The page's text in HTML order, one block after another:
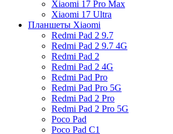
Xiaomi 17 Pro Max
Xiaomi 17 Ultra
Планшеты Xiaomi
Redmi Pad 2 9.7
Redmi Pad 2 9.7 4G
Redmi Pad 2
Redmi Pad 2 4G
Redmi Pad Pro
Redmi Pad Pro 5G
Redmi Pad 2 Pro
Redmi Pad 2 Pro 5G
Poco Pad
Poco Pad C1